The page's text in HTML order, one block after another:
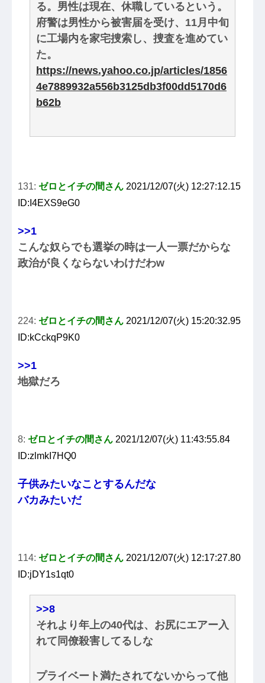
る。男性は現在、休職しているという。
府警は男性から被害届を受け、11月中旬
に工場内を家宅捜索し、捜査を進めてい
た。
https://news.yahoo.co.jp/articles/1856
4e7889932a556b3125db3f00dd5170d6
b62b
131: ゼロとイチの間さん 2021/12/07(火) 12:27:12.15
ID:I4EXS9eG0
>>1
こんな奴らでも選挙の時は一人一票だからな
政治が良くならないわけだわw
224: ゼロとイチの間さん 2021/12/07(火) 15:20:32.95
ID:kCckqP9K0
>>1
地獄だろ
8: ゼロとイチの間さん 2021/12/07(火) 11:43:55.84
ID:zlmkI7HQ0
子供みたいなことするんだな
バカみたいだ
114: ゼロとイチの間さん 2021/12/07(火) 12:17:27.80
ID:jDY1s1qt0
>>8
それより年上の40代は、お尻にエアー入
れて同僚殺害してるしな
プライベート満たされてないからって他